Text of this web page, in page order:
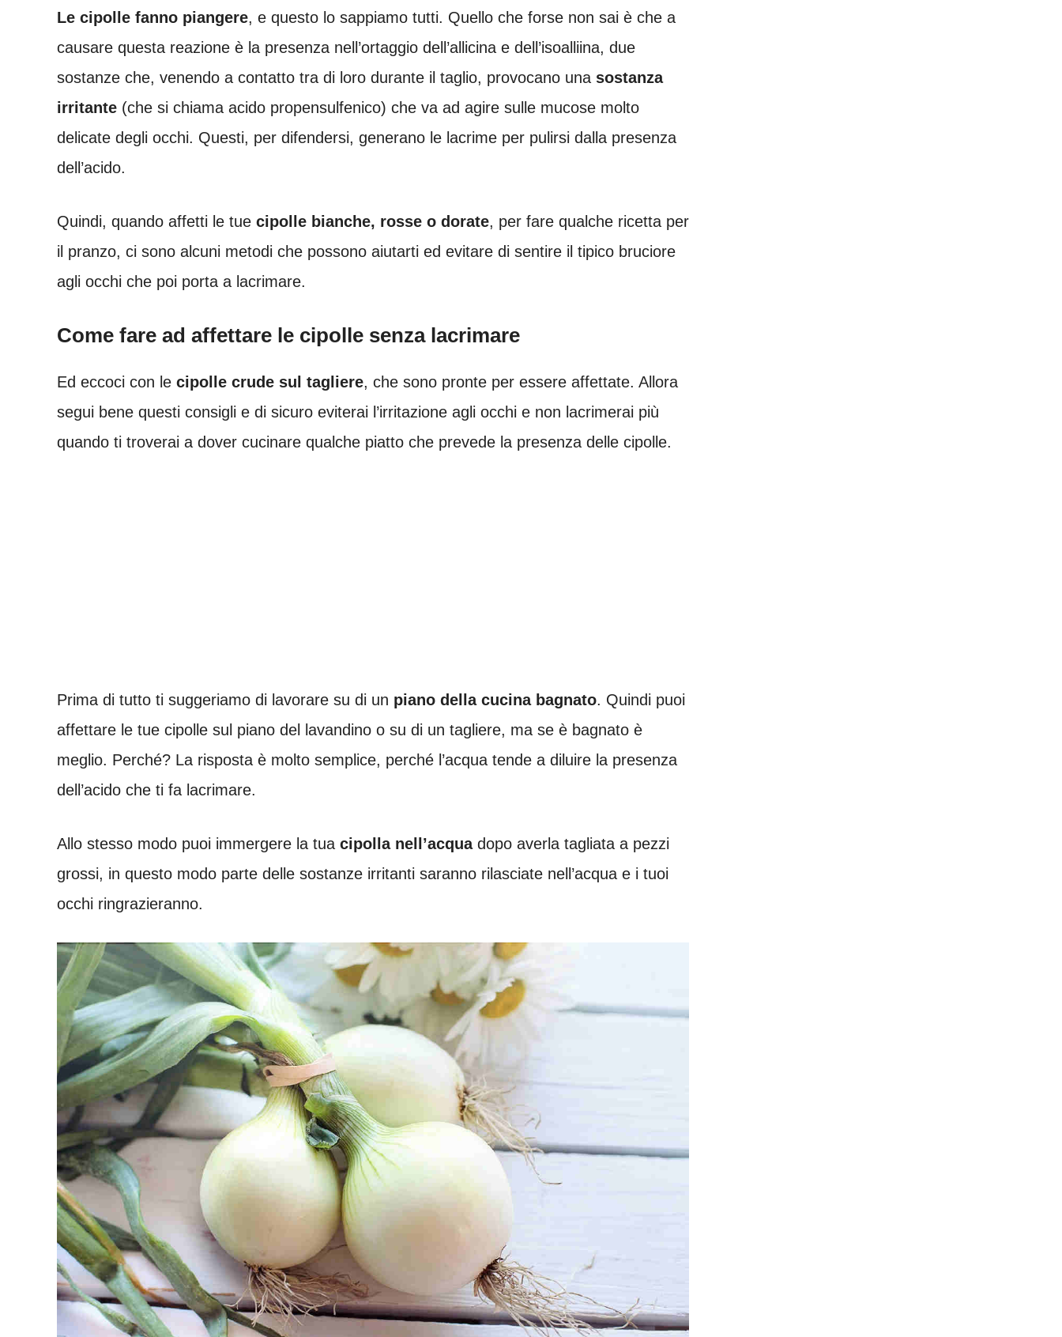
Le cipolle fanno piangere, e questo lo sappiamo tutti. Quello che forse non sai è che a
causare questa reazione è la presenza nell’ortaggio dell’allicina e dell’isoalliina, due
sostanze che, venendo a contatto tra di loro durante il taglio, provocano una sostanza
irritante (che si chiama acido propensulfenico) che va ad agire sulle mucose molto
delicate degli occhi. Questi, per difendersi, generano le lacrime per pulirsi dalla presenza
dell’acido.
Quindi, quando affetti le tue cipolle bianche, rosse o dorate, per fare qualche ricetta per
il pranzo, ci sono alcuni metodi che possono aiutarti ed evitare di sentire il tipico bruciore
agli occhi che poi porta a lacrimare.
Come fare ad affettare le cipolle senza lacrimare
Ed eccoci con le cipolle crude sul tagliere, che sono pronte per essere affettate. Allora
segui bene questi consigli e di sicuro eviterai l’irritazione agli occhi e non lacrimerai più
quando ti troverai a dover cucinare qualche piatto che prevede la presenza delle cipolle.
Prima di tutto ti suggeriamo di lavorare su di un piano della cucina bagnato. Quindi puoi
affettare le tue cipolle sul piano del lavandino o su di un tagliere, ma se è bagnato è
meglio. Perché? La risposta è molto semplice, perché l’acqua tende a diluire la presenza
dell’acido che ti fa lacrimare.
Allo stesso modo puoi immergere la tua cipolla nell’acquadopo averla tagliata a pezzi
grossi, in questo modo parte delle sostanze irritanti saranno rilasciate nell’acqua e i tuoi
occhi ringrazieranno.